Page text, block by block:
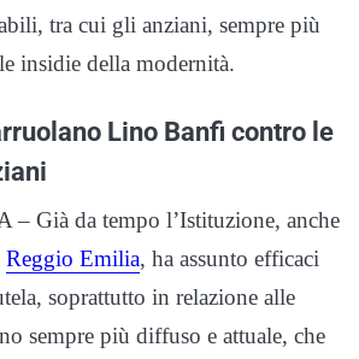
tra cui gli anziani, sempre più
insidie della modernità.
Lino Banfi contro le
Già da tempo l’Istituzione, anche
Reggio Emilia, ha assunto efficaci
soprattutto in relazione alle
sempre più diffuso e attuale, che